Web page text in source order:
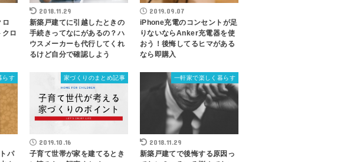
ロ
ロ
2018.11.29
新築戸建てに引越したときの
手続きってなにがあるの？ハ
ウスメーカーも代行してくれ
るけど自分で確認しよう
2019.09.07
iPhone充電のコンセントが足
りないならAnker充電器を使
おう！後悔してるヒマがある
なら即購入
らす
パ
家づくりのまとめ記事
2019.10.16
子育て世帯が家を建てるとき
一軒家で楽しく暮らす
2018.11.29
新築戸建てで後悔する原因っ